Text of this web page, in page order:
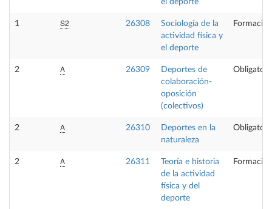
el deporte
1 S2 26308
Sociología de la
actividad física y
el deporte
2 A 26309
Deportes de
colaboración-
oposición
(colectivos)
2 A 26310
Deportes en la
naturaleza
2 A 26311
Teoría e historia
de la actividad
física y del
deporte